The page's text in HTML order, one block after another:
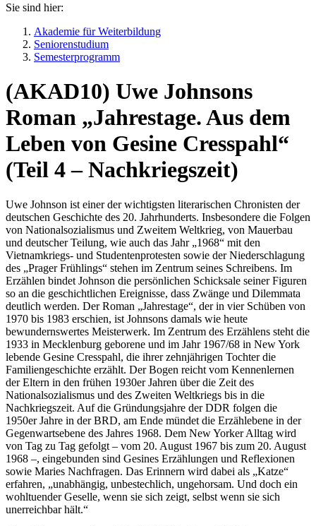
Sie sind hier:
Akademie für Weiterbildung
Seniorenstudium
Semesterprogramm
(AKAD10) Uwe Johnsons
Roman „Jahrestage. Aus dem
Leben von Gesine Cresspahl“
(Teil 4 – Nachkriegszeit)
Uwe Johnson ist einer der wichtigsten literarischen Chronisten der
deutschen Geschichte des 20. Jahrhunderts. Insbesondere die Folgen
von Nationalsozialismus und Zweitem Weltkrieg, von Mauerbau
und deutscher Teilung, wie auch das Jahr „1968“ mit den
Vietnamkriegs- und Studentenprotesten sowie der Niederschlagung
des „Prager Frühlings“ stehen im Zentrum seines Schreibens. Im
Erzählen bindet Johnson die persönlichen Schicksale seiner Figuren
so an die geschichtlichen Ereignisse, dass Zwänge und Dilemmata
deutlich werden. Der Roman „Jahrestage“, der in vier Schüben von
1970 bis 1983 erschien, ist Johnsons damals wie heute
bewundernswertes Meisterwerk. Im Zentrum des Erzählens steht die
1933 in Mecklenburg geborene und im Jahr 1967/68 in New York
lebende Gesine Cresspahl, die ihrer zehnjährigen Tochter die
Familiengeschichte erzählt. Der Bogen reicht vom Kennenlernen
der Eltern in den frühen 1930er Jahren über die Zeit des
Nationalsozialismus und des Zweiten Weltkriegs bis in die
Nachkriegszeit. Auf die Gründungsjahre der DDR folgen die
1950er Jahre in der BRD, am Ende mündet die Erzählebene in der
Gegenwartsebene des Jahres 1968. Dem New Yorker Alltag wird
von Tag zu Tag gefolgt – vom 20. August 1967 bis zum 20. August
1968 –, eingebunden sind Gesines Erzählungen und Reflexionen
sowie Maries Nachfragen. Das Erinnern wird dabei als „Katze“
erfahren, „unabhängig, unbestechlich, ungehorsam. Und doch ein
wohltuender Geselle, wenn sie sich zeigt, selbst wenn sie sich
unerreichbar hält.“